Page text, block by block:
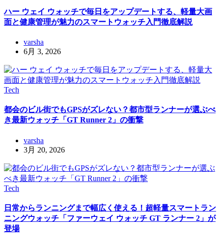
ハー ウェイ ウォッチで毎日をアップデートする、軽量大画
面と健康管理が魅力のスマートウォッチ入門徹底解説
varsha
6月 3, 2026
Tech
都会のビル街でもGPSがズレない？都市型ランナーが選ぶべ
き最新ウォッチ「GT Runner 2」の衝撃
varsha
3月 20, 2026
Tech
日常からランニングまで幅広く使える！超軽量スマートラン
ニングウォッチ「ファーウェイ ウォッチ GT ランナー 2」が
登場